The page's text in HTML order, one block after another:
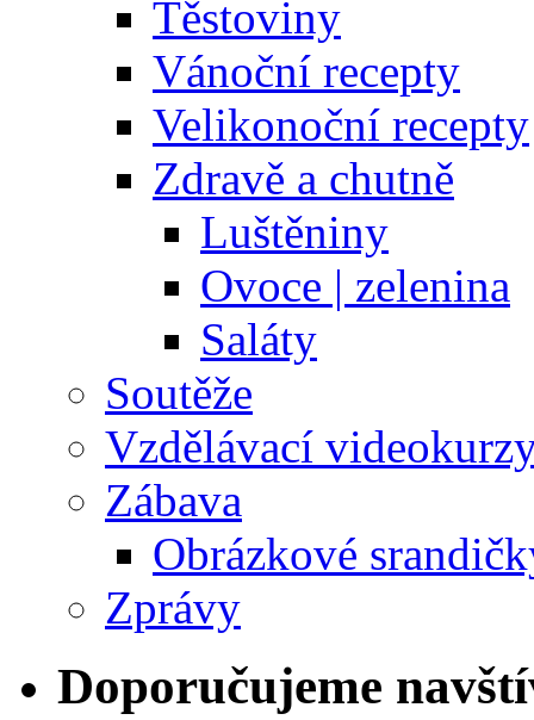
Těstoviny
Vánoční recepty
Velikonoční recepty
Zdravě a chutně
Luštěniny
Ovoce | zelenina
Saláty
Soutěže
Vzdělávací
Zábava
Obrázkové
Zprávy
Doporučujeme